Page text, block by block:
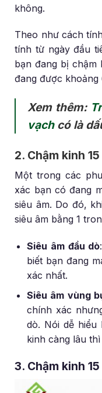
không.
Theo như cách
tính từ ngày đầu
bạn đang bị chậm
đang được khoảng
Xem thêm:
vạchcó là
2. Chậm kinh
Một trong các
xác bạn có đang
siêu âm. Do đó,
siêu âm bằng 1
Siêu âm đầu dò
biết bạn đang
xác nhất.
Siêu âm vùng
chính xác
dò. Nói dễ
kinh càng lâu
3. Chậm kinh